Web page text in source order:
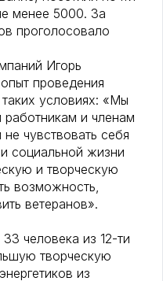
менее 5000. За
проголосовало
Игорь
проведения
условиях: «Мы
и членам
чувствовать себя
социальной жизни
и творческую
возможность,
ветеранов».
человека из 12-ти
творческую
из